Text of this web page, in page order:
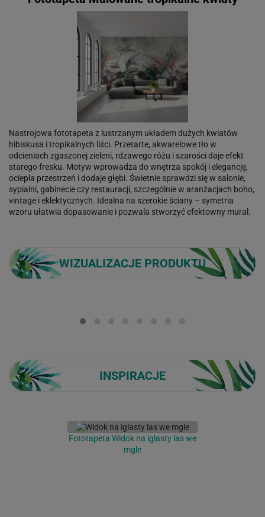
Nastrojowa fototapeta z lustrzanym układem dużych kwiatów
hibiskusa i tropikalnych liści. Przetarte, akwarelowe tło w
odcieniach zgaszonej zieleni, rdzawego różu i szarości daje efekt
starego fresku. Motyw wprowadza do wnętrza spokój i elegancję,
ociepla przestrzeń i dodaje głębi. Świetnie sprawdzi się w salonie,
sypialni, gabinecie czy restauracji, szczególnie w aranżacjach boho,
vintage i eklektycznych. Idealna na szerokie ściany – symetria
wzoru ułatwia dopasowanie i pozwala stworzyć efektowny mural.
WIZUALIZACJE PRODUKTU
INSPIRACJE
Fototapeta Widok na iglasty las we
mgle